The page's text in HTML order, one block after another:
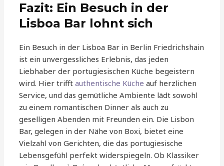
Fazit: Ein Besuch in der
Lisboa Bar lohnt sich
Ein Besuch in der Lisboa Bar in Berlin Friedrichshain
ist ein unvergessliches Erlebnis, das jeden
Liebhaber der portugiesischen Küche begeistern
wird. Hier trifftauthentische Küche auf herzlichen
Service, und das gemütliche Ambiente lädt sowohl
zu einem romantischen Dinner als auch zu
geselligen Abenden mit Freunden ein. Die Lisbon
Bar, gelegen in der Nähe von Boxi, bietet eine
Vielzahl von Gerichten, die das portugiesische
Lebensgefühl perfekt widerspiegeln. Ob Klassiker